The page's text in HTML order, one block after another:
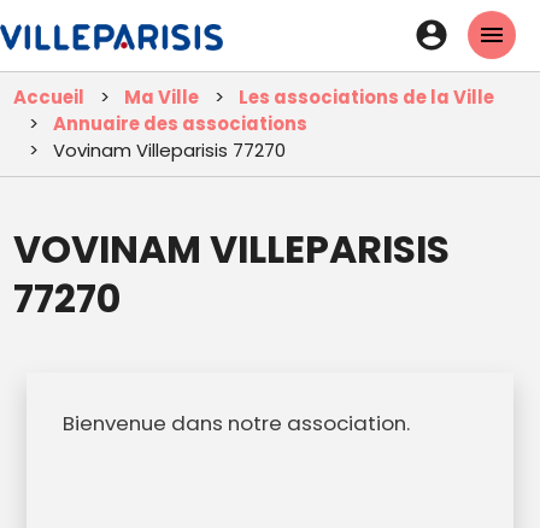
contenu
principal
En-
tête
-
Accueil Ma Ville
Les associations de la Ville
Annuaire des associations
Vovinam Villeparisis 77270
VOVINAM VILLEPARISIS
77270
Bienvenue dans notre association.